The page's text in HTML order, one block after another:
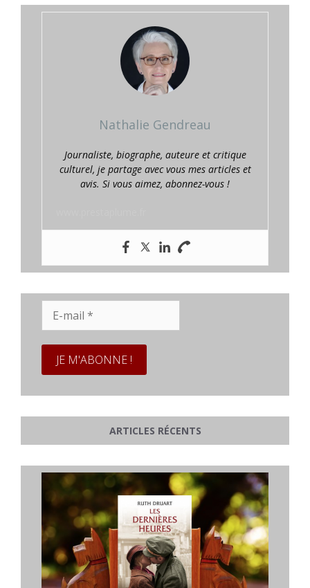
Nathalie Gendreau
Journaliste, biographe, auteure et critique
culturel, je partage avec vous mes articles et
avis. Si vous aimez, abonnez-vous !
mail
ARTICLES RÉCENTS